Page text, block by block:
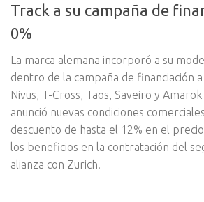
Track a su campaña de
0%
La marca alemana incorporó a su
dentro de la campaña de financiación a
Nivus, T-Cross, Taos, Saveiro y Amarok
anunció nuevas condiciones
descuento de hasta el 12% en el
los beneficios en la contratación del
alianza con Zurich.